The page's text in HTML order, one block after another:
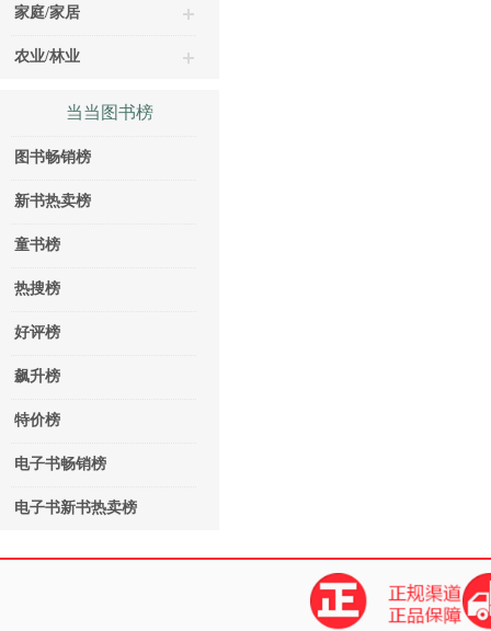
家庭/家居
农业/林业
当当图书榜
图书畅销榜
新书热卖榜
童书榜
热搜榜
好评榜
飙升榜
特价榜
电子书畅销榜
电子书新书热卖榜